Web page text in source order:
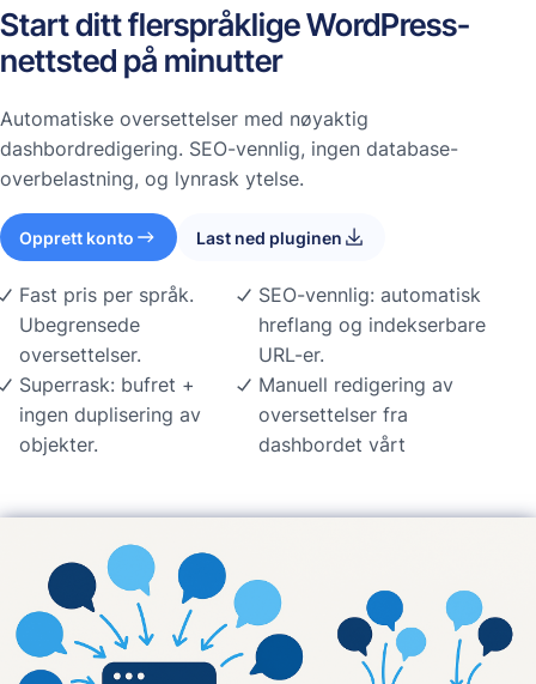
Start ditt flerspråklige WordPress-
nettsted på minutter
Automatiske oversettelser med nøyaktig
dashbordredigering. SEO-vennlig, ingen database-
overbelastning, og lynrask ytelse.
Opprett konto Last ned pluginen
Fast pris per språk.
Ubegrensede
oversettelser.
Superrask: bufret +
ingen duplisering av
objekter.
SEO-vennlig: automatisk
hreflang og indekserbare
URL-er.
Manuell redigering av
oversettelser fra
dashbordet vårt